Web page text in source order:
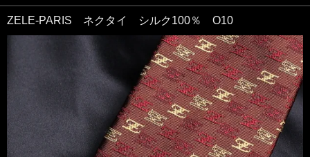
ZELE-PARIS ネクタイ シルク100％ O10